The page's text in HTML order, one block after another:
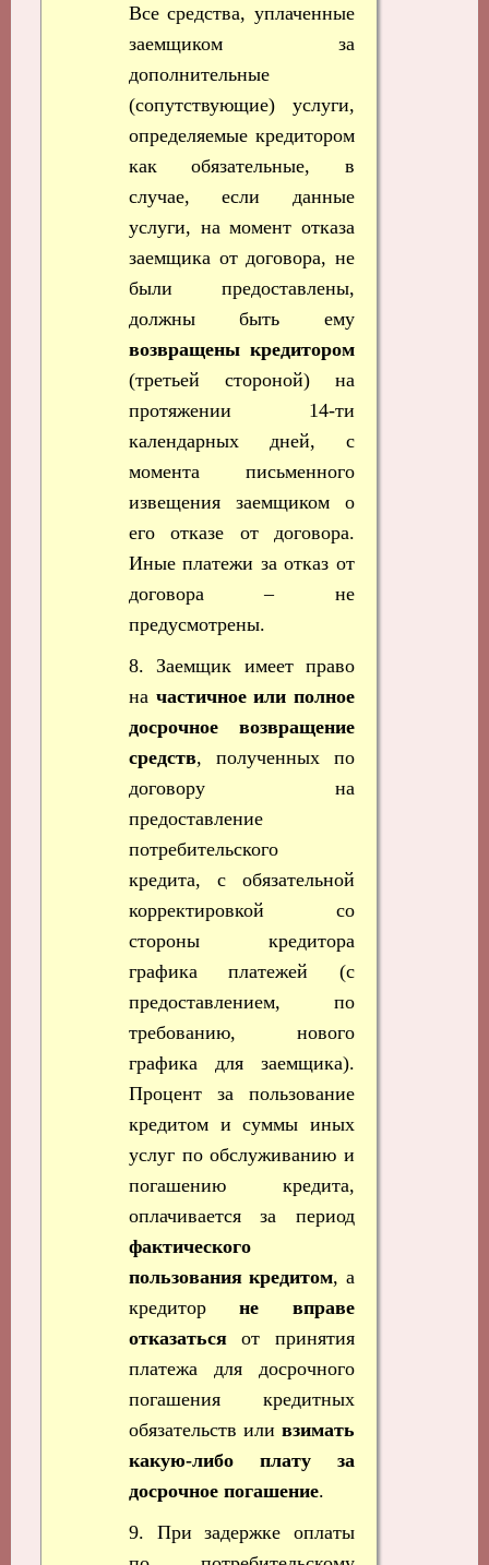
Все средства, уплаченные
заемщиком за
дополнительные
(сопутствующие) услуги,
определяемые кредитором
как обязательные, в
случае, если данные
услуги, на момент отказа
заемщика от договора, не
были предоставлены,
должны быть ему
возвращены кредитором
(третьей стороной) на
протяжении 14-ти
календарных дней, с
момента письменного
извещения заемщиком о
его отказе от договора.
Иные платежи за отказ от
договора – не
предусмотрены.
8. Заемщик имеет право
на частичное или полное
досрочное возвращение
средств, полученных по
договору на
предоставление
потребительского
кредита, с обязательной
корректировкой со
стороны кредитора
графика платежей (с
предоставлением, по
требованию, нового
графика для заемщика).
Процент за пользование
кредитом и суммы иных
услуг по обслуживанию и
погашению кредита,
оплачивается за период
фактического
пользования кредитом, а
кредиторне вправе
отказаться от принятия
платежа для досрочного
погашения кредитных
обязательств или взимать
какую-либо плату за
досрочное погашение.
9. При задержке оплаты